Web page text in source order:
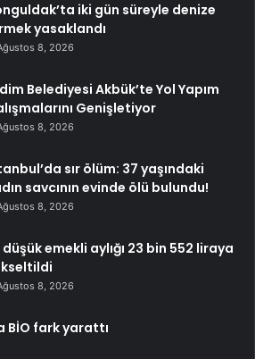
iki gün süreyle denize
yasaklandı
8, 2026
Belediyesi Akbük’te Yol Yapım
Genişletiyor
8, 2026
sır ölüm: 37 yaşındaki
savcının evinde ölü bulundu!
8, 2026
düşük emekli aylığı 23 bin 552 liraya
8, 2026
BİO fark yarattı